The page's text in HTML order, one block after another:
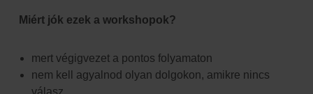
Miért jók ezek a workshopok?
mert végigvezet a pontos folyamaton
nem kell agyalnod olyan dolgokon, amikre nincs
válasz